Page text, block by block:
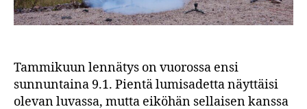
Tammikuun lennätys on vuorossa ensi
sunnuntaina 9.1. Pientä lumisadetta näyttäisi
olevan luvassa, mutta eiköhän sellaisen kanssa